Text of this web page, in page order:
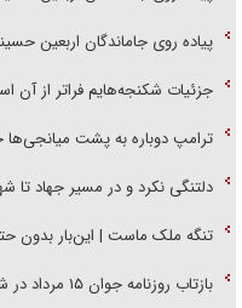
پیاده روی جاماندگان اربعین
جزئیات شکنجه‌هایم فراتر از آن
ترامپ دوباره به پشت میانجی‌ها
دلتنگی نکرد و در مسیر جهاد تا
تنگه ملک ماست | این‌بار بدون
بازتاب روزنامه جوان ۱۵ مرداد در شبکه خبر